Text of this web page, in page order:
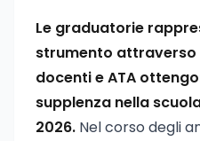
Le graduatorie
strumento attraverso
docenti e ATA
supplenza nella
2026. Nel corso degli